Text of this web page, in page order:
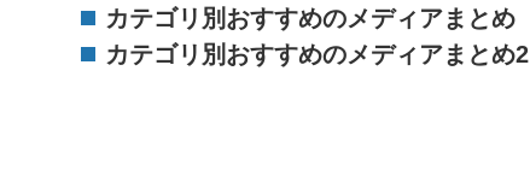
カテゴリ別おすすめのメディアまとめ
カテゴリ別おすすめのメディアまとめ2